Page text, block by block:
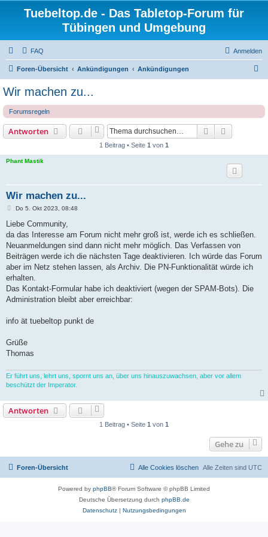
Tuebeltop.de - Das Tabletop-Forum für
Tübingen und Umgebung
FAQ Anmelden
Foren-Übersicht Ankündigungen Ankündigungen
Wir machen zu...
Forumsregeln
Antworten Suche
1 Beitrag • Seite 1 von 1
Phant Mastik
Wir machen zu...
B
i
r
a
Do 5. Okt 2023, 08:48
Liebe Community,
da das Interesse am Forum nicht mehr groß ist, werde ich es schließen.
Neuanmeldungen sind dann nicht mehr möglich. Das Verfassen von
Beiträgen werde ich die nächsten Tage deaktivieren. Ich würde das Forum
aber im Netz stehen lassen, als Archiv. Die PN-Funktionalität würde ich
erhalten.
Das Kontakt-Formular habe ich deaktiviert (wegen der SPAM-Bots). Die
Administration bleibt aber erreichbar:
info ät tuebeltop punkt de
Grüße
Thomas
Er führt uns, lehrt uns, spornt uns an, über uns hinauszuwachsen, aber vor allem
beschützt der Imperator.
Antworten
1 Beitrag • Seite 1 von 1
Gehe zu
Foren-Übersicht Alle Zeiten sind UTC
Alle Cookies löschen
Powered by phpBB® Forum Software © phpBB Limited
Deutsche Übersetzung durch phpBB.de
Datenschutz| Nutzungsbedingungen